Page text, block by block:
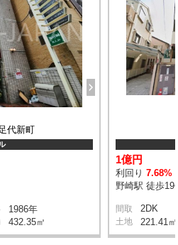
代新町
1986年
432.35㎡
1億円
利回り 7.68%
野崎駅 徒歩19
間取 2DK
土地 221.41㎡